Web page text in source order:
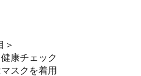
＞
康チェック
スクを着用